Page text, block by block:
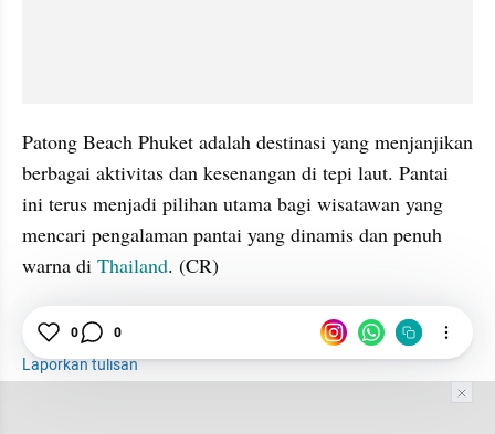
Patong Beach Phuket adalah destinasi yang menjanjikan
berbagai aktivitas dan kesenangan di tepi laut. Pantai
ini terus menjadi pilihan utama bagi wisatawan yang
mencari pengalaman pantai yang dinamis dan penuh
warna di Thailand. (CR)
Pantai
Laporkan tulisan
0 0